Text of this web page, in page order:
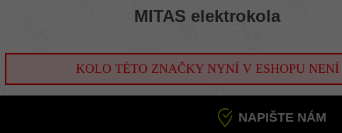
MITAS elektrokola
KOLO TÉTO ZNAČKY NYNÍ V ESHOPU NENÍ
NAPIŠTE NÁM